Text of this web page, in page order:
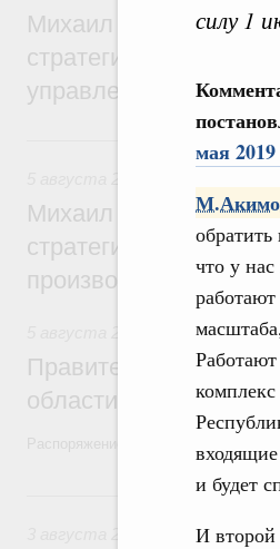
силу 1
мая 2019
что у
и будет
И второй
Михаил Мишустин
стратегической
управления научно-
Михаил Мишустин
стратегической
производительности
Национальный
Правительство
области в рамках